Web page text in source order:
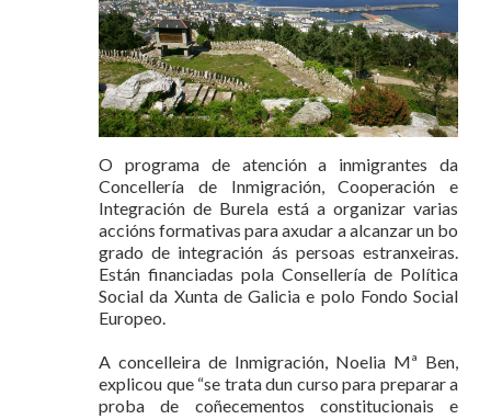
O programa de atención a inmigrantes da
Concellería de Inmigración, Cooperación e
Integración de Burela está a organizar varias
accións formativas para axudar a alcanzar un bo
grado de integración ás persoas estranxeiras.
Están financiadas pola Consellería de Política
Social da Xunta de Galicia e polo Fondo Social
Europeo.
A concelleira de Inmigración, Noelia Mª Ben,
explicou que “se trata dun curso para preparar a
proba de coñecementos constitucionais e